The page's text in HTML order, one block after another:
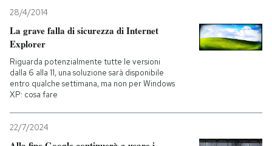
28/4/2014
La grave falla di sicurezza di Internet
Explorer
Riguarda potenzialmente tutte le versioni
dalla 6 alla 11, una soluzione sarà disponibile
entro qualche settimana, ma non per Windows
XP: cosa fare
22/7/2024